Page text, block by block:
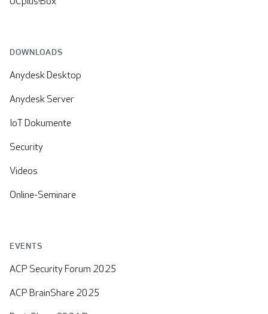
DOWNLOADS
Anydesk Desktop
Anydesk Server
IoT Dokumente
Security
Videos
Online-Seminare
EVENTS
ACP Security Forum 2025
ACP BrainShare 2025